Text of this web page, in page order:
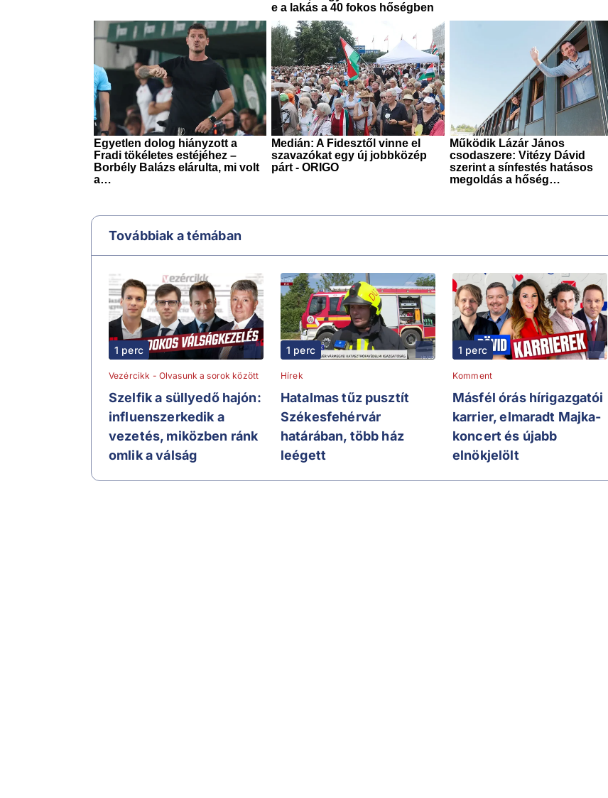
Továbbiak a témában
1 perc
Vezércikk - Olvasunk a sorok között
Szelfik a süllyedő hajón:
influenszerkedik a
vezetés, miközben ránk
omlik a válság
1 perc
Hírek
Hatalmas tűz pusztít
Székesfehérvár
határában, több ház
leégett
1 perc
Komment
Másfél órás hírigazgatói
karrier, elmaradt Majka-
koncert és újabb
elnökjelölt